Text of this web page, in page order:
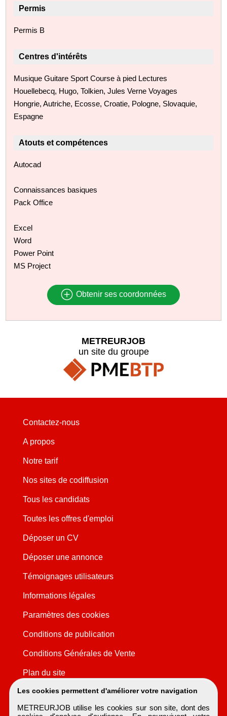
Permis
Permis B
Centres d'intérêts
Musique Guitare Sport Course à pied Lectures
Houellebecq, Hugo, Tolkien, Jules Verne Voyages
Hongrie, Autriche, Ecosse, Croatie, Pologne, Slovaquie,
Espagne
Atouts et compétences
Autocad
Connaissances basiques
Pack Office
Excel
Word
Power Point
MS Project
Obtenir ses coordonnées
Les cookies permettent d'améliorer votre navigation
METREURJOB utilise les cookies sur son site, dont des
METREURJOB
un site du groupe
Contactez-nous
A propos
Notre tarif
Nos sites de codiffusion
Tous les candidats
Toutes les offres d'emploi
Déposer un CV
Déposer une annonce
Témoignages utilisateurs
Informations légales
Paramètres des cookies
Conditions de publication
Conditions Générales de Vente
Plan du site